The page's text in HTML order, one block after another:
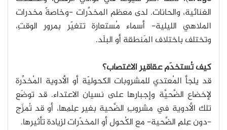
الغنائية، والحانات. لدى معظم المخدِّرات -وخاصةً مخدرات
الملاهي الليلية- أسماء مُستعارة تتغيّر بمرور الوقتِ،
وتختلف باختلاف المَنطقة أو البلَد.
كيف تُستخدَم عقاقير الاغتصاب؟
قد يلجأ المُعتدي للمشروبات الكحوليّة أو الأدوية المُخدِّرة
لإخضاع الضَّحيَّة وإجبارها على نسيان الاعتداء. قد توضَع
تلك الأدوية في مشروبِ الضَّحية بغيرِ عِلمِها، أو قد تُمزَج
-دون عِلمِ الضَّحية- مع الكُحول أو المخدّرات لزيادة تأثيرها.